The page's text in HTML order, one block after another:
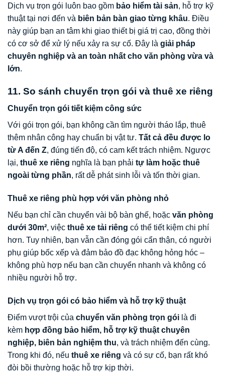
Dịch vụ trọn gói luôn bao gồm bảo hiểm tài sản, hỗ trợ kỹ
thuật tại nơi đến và biên bản bàn giao từng khâu. Điều
này giúp bạn an tâm khi giao thiết bị giá trị cao, đồng thời
có cơ sở để xử lý nếu xảy ra sự cố. Đây là giải pháp
chuyên nghiệp và an toàn nhất cho văn phòng vừa và
lớn.
11. So sánh chuyển trọn gói và thuê xe riêng
Chuyển trọn gói tiết kiệm công sức
Với gói trọn gói, bạn không cần tìm người tháo lắp, thuê
thêm nhân công hay chuẩn bị vật tư. Tất cả đều được lo
từ A đến Z, đúng tiến độ, có cam kết trách nhiệm. Ngược
lại, thuê xe riêng nghĩa là bạn phải tự làm hoặc thuê
ngoài từng phần, rất dễ phát sinh lỗi và tốn thời gian.
Thuê xe riêng phù hợp với văn phòng nhỏ
Nếu bạn chỉ cần chuyển vài bộ bàn ghế, hoặc văn phòng
dưới 30m², việc thuê xe tải riêng có thể tiết kiệm chi phí
hơn. Tuy nhiên, bạn vẫn cần đóng gói cẩn thận, có người
phụ giúp bốc xếp và đảm bảo đồ đạc không hỏng hóc –
không phù hợp nếu bạn cần chuyển nhanh và không có
nhiều người hỗ trợ.
Dịch vụ trọn gói có bảo hiểm và hỗ trợ kỹ thuật
Điểm vượt trội của chuyển văn phòng trọn gói là đi
kèm hợp đồng bảo hiểm, hỗ trợ kỹ thuật chuyên
nghiệp, biên bản nghiệm thu, và trách nhiệm đến cùng.
Trong khi đó, nếu thuê xe riêng và có sự cố, bạn rất khó
đòi bồi thường hoặc hỗ trợ kịp thời.